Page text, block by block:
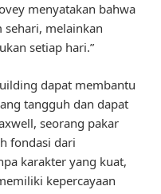
menyatakan bahwa
sehari, melainkan
setiap hari.”
dapat membantu
tangguh dan dapat
seorang pakar
fondasi dari
karakter yang kuat,
kepercayaan